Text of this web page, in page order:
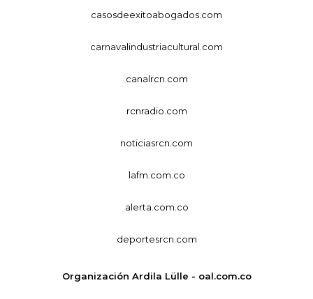
casosdeexitoabogados.com
carnavalindustriacultural.com
canalrcn.com
rcnradio.com
noticiasrcn.com
lafm.com.co
alerta.com.co
deportesrcn.com
Organización Ardila Lülle - oal.com.co